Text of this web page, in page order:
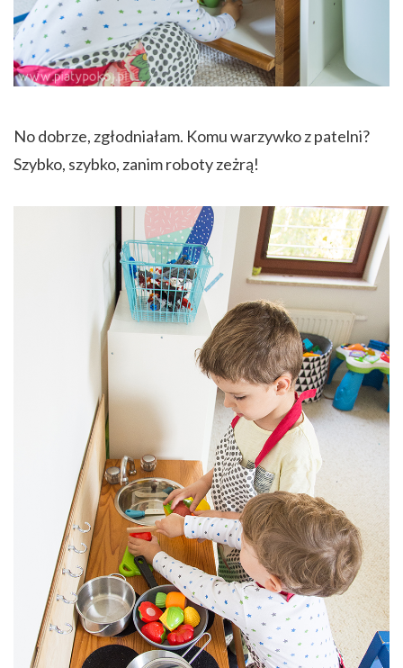
No dobrze, zgłodniałam. Komu warzywko z patelni?
Szybko, szybko, zanim roboty zeżrą!